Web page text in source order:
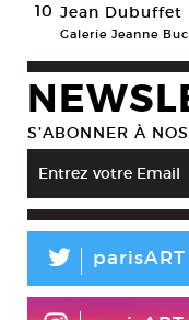
10 Jean Dubuffet
Galerie Jeanne
S’ABONNER À
L